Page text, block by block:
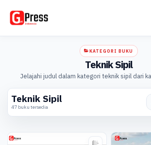
KATEGORI BUKU
Teknik Sipil
Jelajahi judul dalam kategori teknik sipil dari
Teknik Sipil
47 buku tersedia